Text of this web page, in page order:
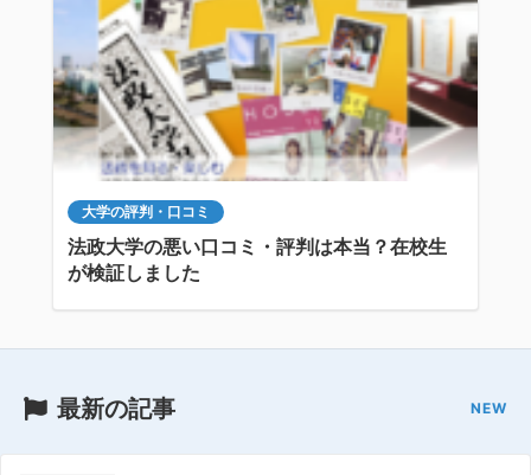
大学の評判・口コミ
法政大学の悪い口コミ・評判は本当？在校生
が検証しました
最新の記事